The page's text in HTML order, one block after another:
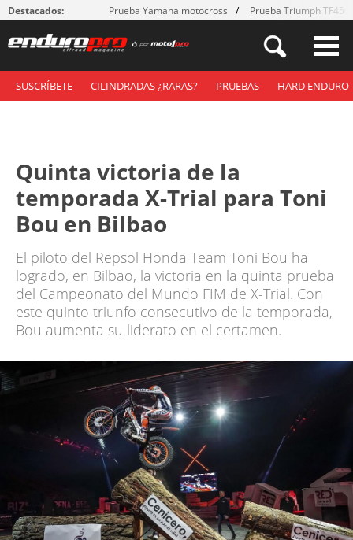
Destacados: Prueba Yamaha motocross Prueba Triumph
SUSCRÍBETE CILINDRADAS ¿RARAS? PRUEBAS HARD ENDURO
Quinta victoria de la
temporada X-Trial para Toni
Bou en Bilbao
El piloto del Repsol Honda Team Toni Bou ha
logrado, en Bilbao, la victoria en la quinta prueba
del Campeonato del Mundo FIM de X-Trial. Con
este quinto triunfo consecutivo de la temporada,
Bou aumenta su liderato en el certamen.